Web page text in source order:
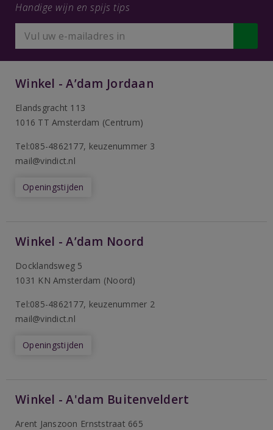
Handige wijn en spijs tips
Winkel - A’dam Jordaan
Elandsgracht 113
1016 TT Amsterdam (Centrum)
Tel:085-4862177, keuzenummer 3
mail@vindict.nl
Openingstijden
Winkel - A’dam Noord
Docklandsweg 5
1031 KN Amsterdam (Noord)
Tel:085-4862177, keuzenummer 2
mail@vindict.nl
Openingstijden
Winkel - A'dam Buitenveldert
Arent Janszoon Ernststraat 665